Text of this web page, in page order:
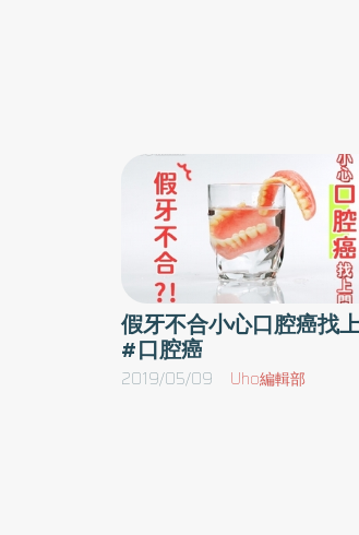
域。台灣地區口腔癌好發的
膜。口腔癌早期治療 5年存
部臺北醫院耳鼻喉科李家萱
癌只要早期接受適當的治療
到第1期的5年存活率為78%
不會造成臉部變形。若是晚
手術困難度較高、可能會進
療，可能必須面對外觀及口
腔底以一隻手指去摸就能檢
癌？一、 避免長期直接曝露
塗抹油膏。二、 避免菸草、
刺激。三、 如果有不正的牙
矯正。四、 口腔內發現有任
期而未痊癒就應該就醫。五、
其他營養要素缺乏所造成的口
口、不吐口水，以及不抽菸
假牙不合小心口腔癌找
#口腔癌
2019/05/09 Uho編輯部